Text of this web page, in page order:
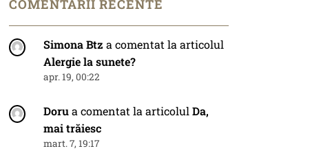
COMENTARII RECENTE
Simona Btz a comentat la articolul
Alergie la sunete?
apr. 19, 00:22
Dorua comentat la articolulDa,
mai trăiesc
mart. 7, 19:17